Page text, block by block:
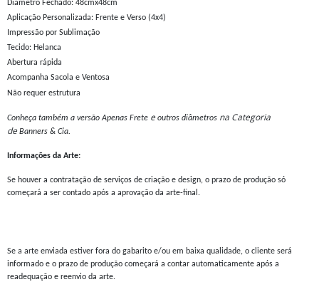
Diâmetro Fechado: 48cmx48cm
Aplicação Personalizada: Frente e Verso (4x4)
Impressão por Sublimação
Tecido: Helanca
Abertura rápida
Acompanha Sacola e Ventosa
Não requer estrutura
Conheça também a versão Apenas Frete eoutros diâmetros na Categoria
deBanners & Cia.
Informações da Arte:
Se houver a contratação de serviços de criação e design, o prazo de produção só
começará a ser contado após a aprovação da arte-final.
Se a arte enviada estiver fora do gabarito e/ou em baixa qualidade, o cliente será
informado e o prazo de produção começará a contar automaticamente após a
readequação e reenvio da arte.